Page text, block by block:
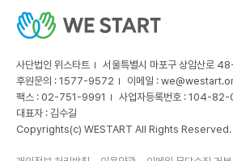
사단법인 위스타트
서울특별시 마포구 상암산로
후원문의 : 1577-9572
이메일 :
팩스 : 02-751-9991
사업자등록번호 : 104-
대표자 : 김수길
Copyrights(c) WESTART All Rights Reserved.